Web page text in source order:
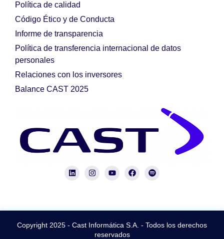
Política de calidad
Código Ético y de Conducta
Informe de transparencia
Política de transferencia internacional de datos
personales
Relaciones con los inversores
Balance CAST 2025
Copyright 2025 - Cast Informática S.A. - Todos los derechos
reservados